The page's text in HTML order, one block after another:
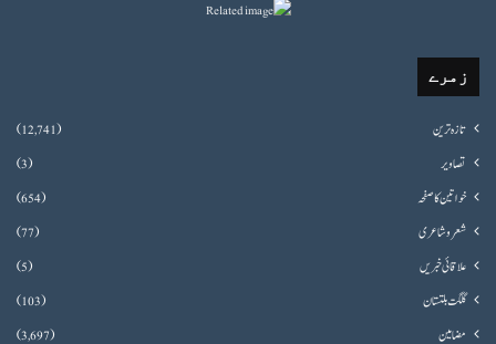
زمرے
تازہ ترین
(12,741)
تصاویر
(3)
خواتین کا صفحہ
(654)
شعروشاعری
(77)
علاقائی خبریں
(5)
گلگت بلتستان
(103)
مضامین
(3,697)